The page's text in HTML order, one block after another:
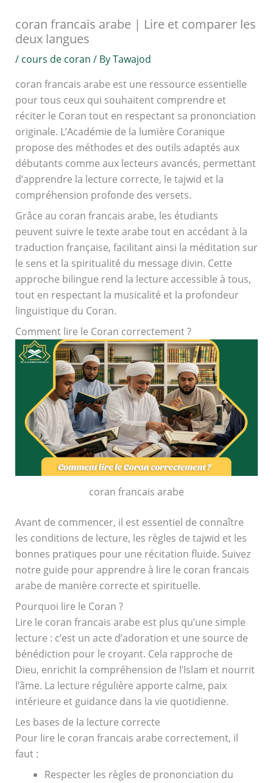
coran francais arabe | Lire et comparer les
deux langues
/ cours de coran / ByTawajod
coran francais arabe est une ressource essentielle
pour tous ceux qui souhaitent comprendre et
réciter le Coran tout en respectant sa prononciation
originale. L’Académie de la lumière Coranique
propose des méthodes et des outils adaptés aux
débutants comme aux lecteurs avancés, permettant
d’apprendre la lecture correcte, le tajwid et la
compréhension profonde des versets.
Grâce au coran francais arabe, les étudiants
peuvent suivre le texte arabe tout en accédant à la
traduction française, facilitant ainsi la méditation sur
le sens et la spiritualité du message divin. Cette
approche bilingue rend la lecture accessible à tous,
tout en respectant la musicalité et la profondeur
linguistique du Coran.
Comment lire le Coran correctement ?
coran francais arabe
Avant de commencer, il est essentiel de connaître
les conditions de lecture, les règles de tajwid et les
bonnes pratiques pour une récitation fluide. Suivez
notre guide pour apprendre à lire le coran francais
arabe de manière correcte et spirituelle.
Pourquoi lire le Coran ?
Lire le coran francais arabe est plus qu’une simple
lecture : c’est un acte d’adoration et une source de
bénédiction pour le croyant. Cela rapproche de
Dieu, enrichit la compréhension de l’Islam et nourrit
l’âme. La lecture régulière apporte calme, paix
intérieure et guidance dans la vie quotidienne.
Les bases de la lecture correcte
Pour lire le coran francais arabe correctement, il
faut :
Respecter les règles de prononciation du